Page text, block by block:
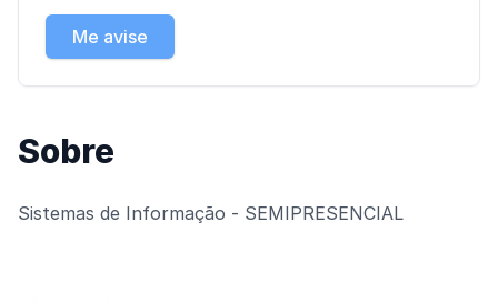
Me avise
Sobre
Sistemas de Informação - SEMIPRESENCIAL